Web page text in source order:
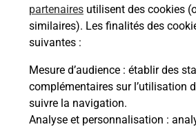
partenaires utilisent des cookies
similaires). Les finalités des
suivantes :
Mesure d’audience : établir des
complémentaires sur l’utilisation
suivre la navigation.
Analyse et personnalisation :